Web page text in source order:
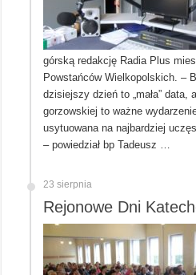
górską redakcję Radia Plus
Powstańców Wielkopolskich. –
dzisiejszy dzień to „mała”
gorzowskiej to ważne
usytuowana na najbardziej
– powiedział bp Tadeusz …
23 sierpnia
Rejonowe Dni